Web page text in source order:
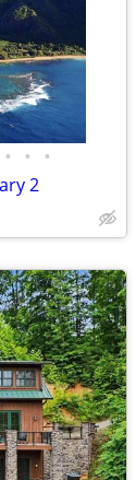
• • •
2